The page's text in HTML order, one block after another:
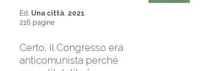
Ed. Una città 2021
216 pagine
Certo, il Congresso era
anticomunista perché